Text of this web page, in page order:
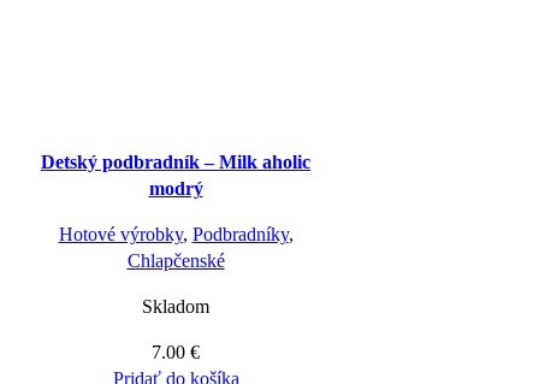
Detský podbradník – Milk aholic
modrý
Hotové výrobky, Podbradníky,
Chlapčenské
Skladom
7.00 €
Pridať do košíka